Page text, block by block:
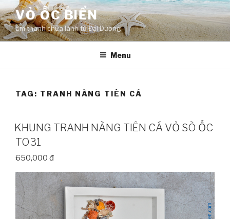
Skip
to
content
VỎ ỐC BIỂN
âm thanh chữa lành từ Đại Dương
Menu
TAG: TRANH NÀNG TIÊN CÁ
KHUNG TRANH NÀNG TIÊN CÁ VỎ SÒ ỐC
TO31
650,000 đ